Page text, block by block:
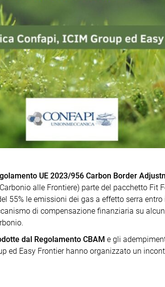
UE 2023/956 Carbon Border
alle Frontiere) parte del pacchetto Fit
55% le emissioni dei gas a effetto serra
di compensazione finanziaria su
dal Regolamento CBAM e gli
ed Easy Frontier hanno organizzato un